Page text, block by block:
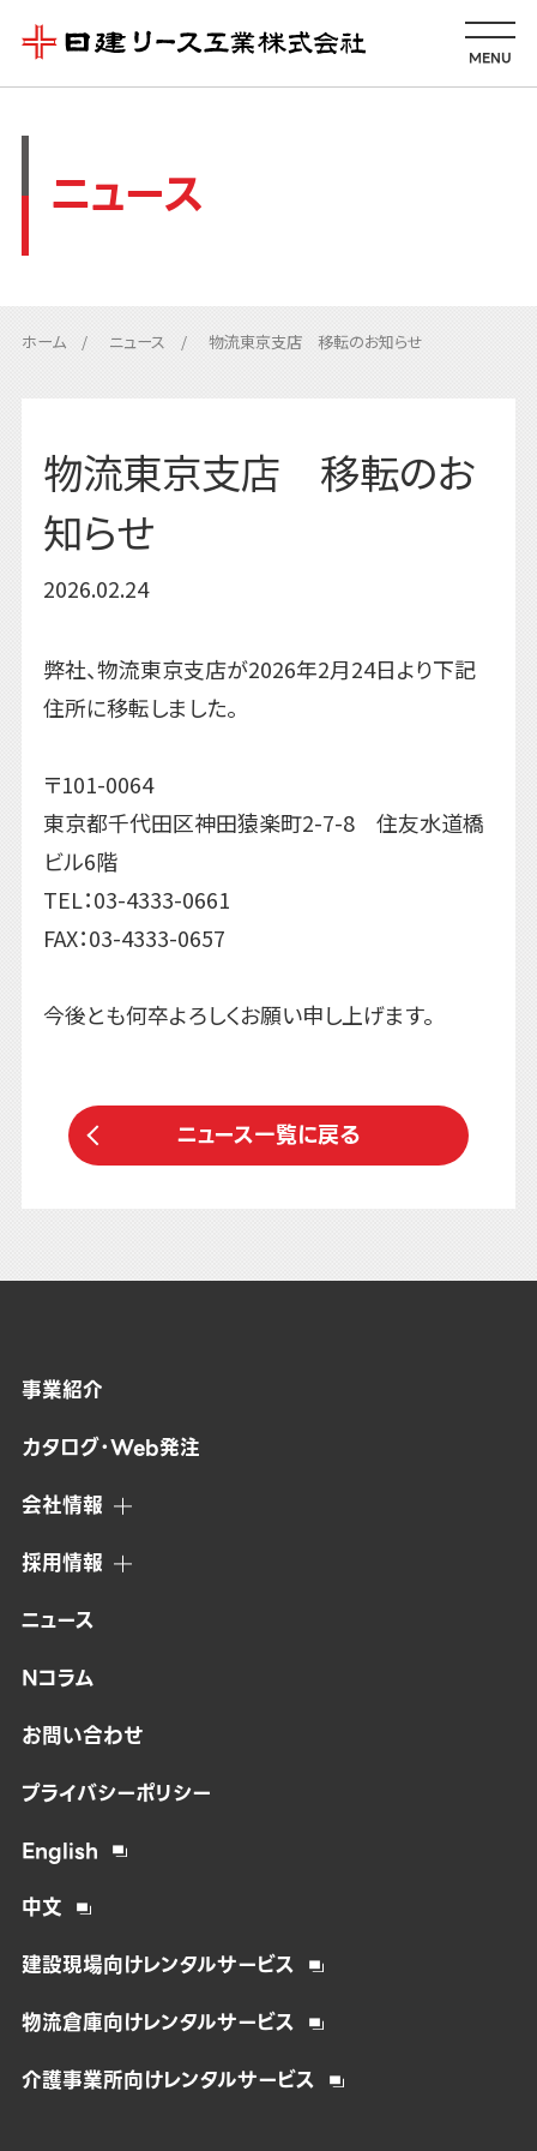
MENU
ニュース
ホーム ニュース 物流東京支店 移転のお知らせ
物流東京支店 移転のお
知らせ
2026.02.24
弊社、物流東京支店が2026年2月24日より下記
住所に移転しました。
〒101-0064
東京都千代田区神田猿楽町2-7-8 住友水道橋
ビル6階
TEL：03-4333-0661
FAX：03-4333-0657
今後とも何卒よろしくお願い申し上げます。
ニュース一覧に戻る
事業紹介
カタログ・Web発注
会社情報
採用情報
ニュース
Nコラム
お問い合わせ
プライバシーポリシー
English
中文
建設現場向けレンタルサービス
物流倉庫向けレンタルサービス
介護事業所向けレンタルサービス